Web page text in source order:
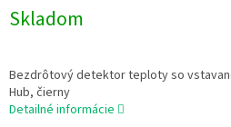
Skladom
Bezdrôtový detektor teploty so
Hub, čierny
Detailné informácie